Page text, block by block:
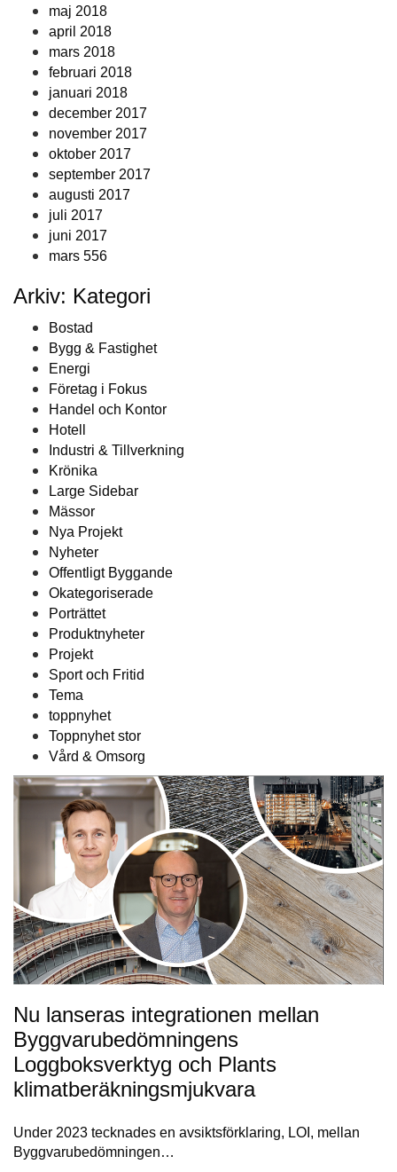
maj 2018
april 2018
mars 2018
februari 2018
januari 2018
december 2017
november 2017
oktober 2017
september 2017
augusti 2017
juli 2017
juni 2017
mars 556
Arkiv: Kategori
Bostad
Bygg & Fastighet
Energi
Företag i Fokus
Handel och Kontor
Hotell
Industri & Tillverkning
Krönika
Large Sidebar
Mässor
Nya Projekt
Nyheter
Offentligt Byggande
Okategoriserade
Porträttet
Produktnyheter
Projekt
Sport och Fritid
Tema
toppnyhet
Toppnyhet stor
Vård & Omsorg
Nu lanseras integrationen mellan
Byggvarubedömningens
Loggboksverktyg och Plants
klimatberäkningsmjukvara
Under 2023 tecknades en avsiktsförklaring, LOI, mellan
Byggvarubedömningen…